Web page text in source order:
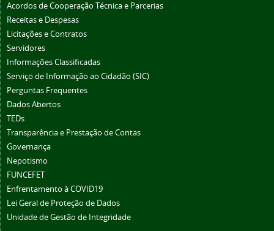
Acordos de Cooperação Técnica e Parcerias
Receitas e Despesas
Licitações e Contratos
Servidores
Informações Classificadas
Serviço de Informação ao Cidadão (SIC)
Perguntas Frequentes
Dados Abertos
TEDs
Transparência e Prestação de Contas
Governança
Nepotismo
FUNCEFET
Enfrentamento à COVID19
Lei Geral de Proteção de Dados
Unidade de Gestão de Integridade